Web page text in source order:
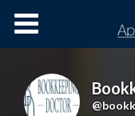
Cursos OnLine